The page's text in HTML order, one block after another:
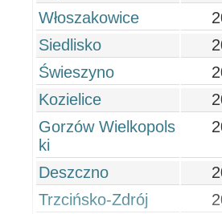
Włoszakowice
Siedlisko
Świeszyno
Kozielice
Gorzów Wielkopols
ki
Deszczno
Trzcińsko-Zdrój